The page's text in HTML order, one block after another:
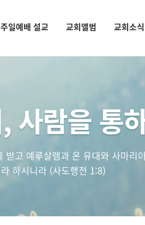
주일예배 설교 교회앨범 교회소식
사람을 통
고 예루살렘과 온 유대와 사마리
하시니라 (사도행전 1:8)